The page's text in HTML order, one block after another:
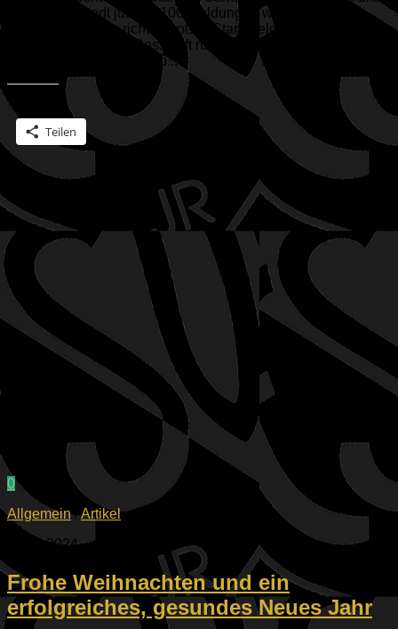
IG Ski Ingolstadt jubeln: 100 Meldungen waren
eingegangen. Ein richtig großes Starterfeld wird also sich die
Piste am Eichenhof-Sessellift runterstürzen und versuchen,
den Riesenslalomkurs so...
Teilen mit:
Teilen
0
Allgemein/Artikel
23.12.2024
Frohe Weihnachten und ein
erfolgreiches, gesundes Neues Jahr